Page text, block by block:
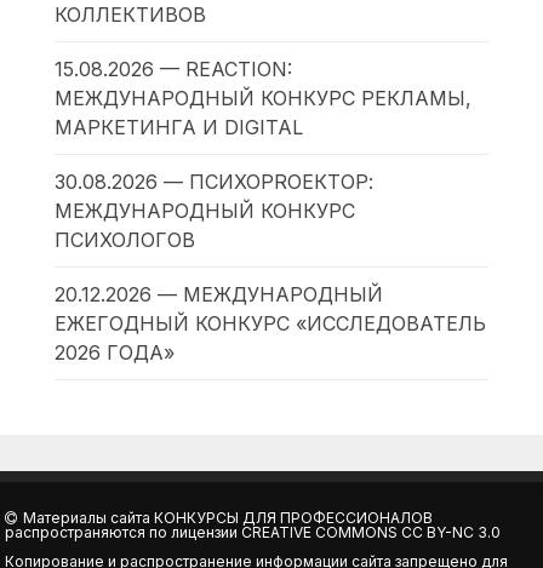
КОЛЛЕКТИВОВ
15.08.2026 — REACTION:
МЕЖДУНАРОДНЫЙ КОНКУРС РЕКЛАМЫ,
МАРКЕТИНГА И DIGITAL
30.08.2026 — ПСИХОPROЕКТОР:
МЕЖДУНАРОДНЫЙ КОНКУРС
ПСИХОЛОГОВ
20.12.2026 — МЕЖДУНАРОДНЫЙ
ЕЖЕГОДНЫЙ КОНКУРС «ИССЛЕДОВАТЕЛЬ
2026 ГОДА»
Материалы сайтаКОНКУРСЫ ДЛЯ ПРОФЕССИОНАЛОВ
распространяются по лицензииCREATIVE COMMONS CC BY-NC 3.0
Копирование и распространение информации сайта запрещено для